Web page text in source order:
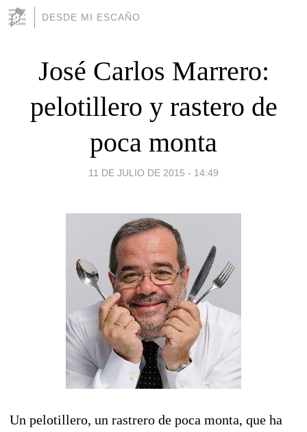
DESDE MI ESCAÑO
José Carlos Marrero:
pelotillero y rastero de
poca monta
11 DE JULIO DE 2015 - 14:49
Un pelotillero, un rastrero de poca monta, que ha